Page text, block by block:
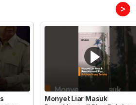
>
Monyet Liar Masuk